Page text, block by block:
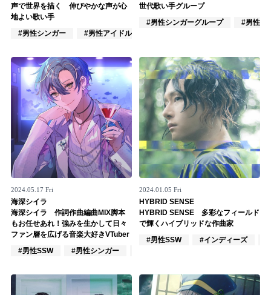
声で世界を描く 伸びやかな声が心
地よい歌い手
#男性シンガー
#男性アイドル
世代歌い手グループ
#男性シンガーグループ
#男性ア
2024.05.17 Fri
海深シイラ
海深シイラ 作詞作曲編曲MIX脚本
もお任せあれ！強みを生かして日々
ファン層を広げる音楽大好きVTuber
#男性SSW
#男性シンガー
2024.01.05 Fri
HYBRID SENSE
HYBRID SENSE 多彩なフィールド
で輝くハイブリッドな作曲家
#男性SSW
#インディーズ